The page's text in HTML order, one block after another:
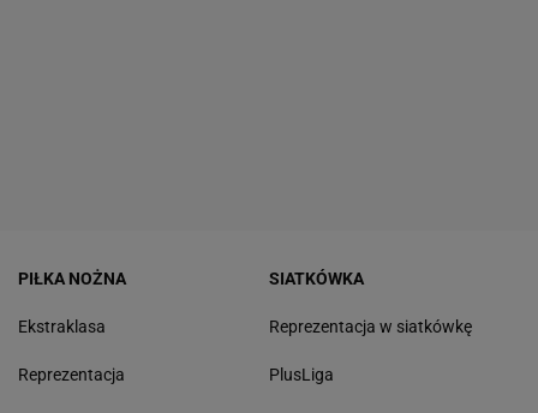
PIŁKA NOŻNA
Ekstraklasa
Reprezentacja
SIATKÓWKA
Reprezentacja w siatkówkę
PlusLiga